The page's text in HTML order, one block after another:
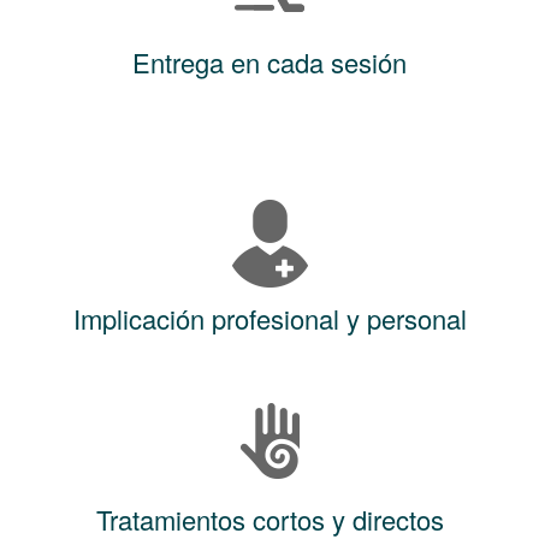
Entrega en cada sesión
Implicación profesional y personal
Tratamientos cortos y directos